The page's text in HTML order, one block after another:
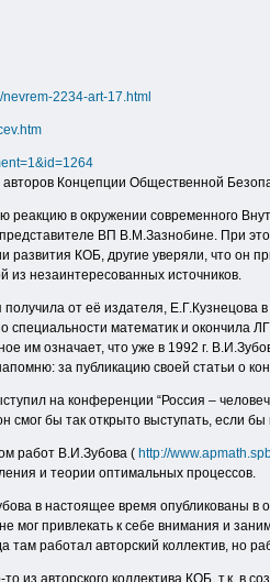
2234-art-17.html
Концепции Общественной
в окружении современного
ВП В.М.Зазнобине. При
развития КОБ, другие уверяли, что он
из незаинтересованных источников.
получила от её издателя,
специальности математик и окончила
им означает, что уже в 1992 г.
за публикацию своей статьи о
на конференции “Россия –
бы так открыто выступать, если
работ В.И.Зубова ( http://
и теории оптимальных процессов.
в настоящее время опубликованы в
мог привлекать к себе внимания и
работал авторский коллектив, но